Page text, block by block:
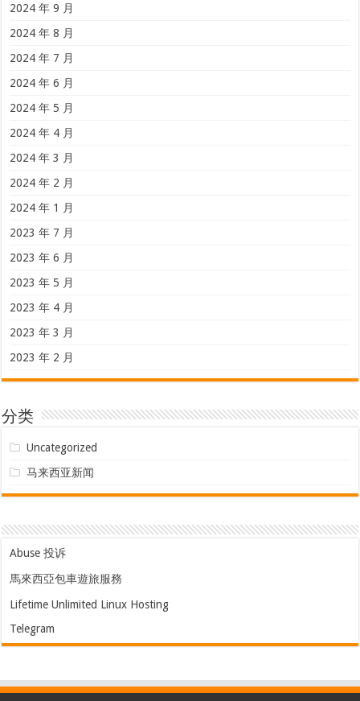
2024 年 9 月
2024 年 8 月
2024 年 7 月
2024 年 6 月
2024 年 5 月
2024 年 4 月
2024 年 3 月
2024 年 2 月
2024 年 1 月
2023 年 7 月
2023 年 6 月
2023 年 5 月
2023 年 4 月
2023 年 3 月
2023 年 2 月
分类
Uncategorized
马来西亚新闻
Abuse 投诉
馬來西亞包車遊旅服務
Lifetime Unlimited Linux Hosting
Telegram